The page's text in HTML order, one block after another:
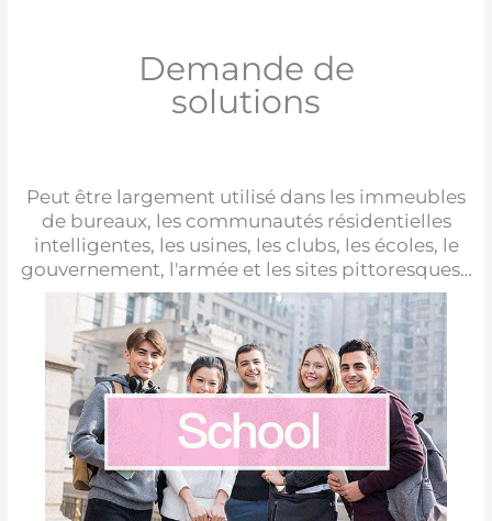
Demande de
solutions
Peut être largement utilisé dans les immeubles
de bureaux, les communautés résidentielles
intelligentes, les usines, les clubs, les écoles, le
gouvernement, l'armée et les sites pittoresques…